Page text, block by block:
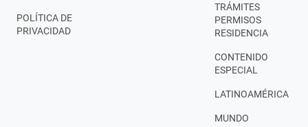
POLÍTICA DE
PRIVACIDAD
TRÁMITES
PERMISOS
RESIDENCIA
CONTENIDO
ESPECIAL
LATINOAMÉRICA
MUNDO